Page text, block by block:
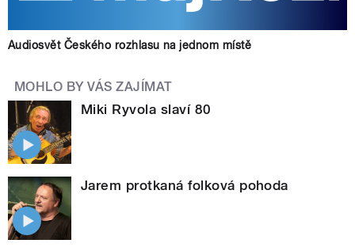
Audiosvět Českého rozhlasu na jednom místě
MOHLO BY VÁS ZAJÍMAT
Miki Ryvola slaví 80
Jarem protkaná folková pohoda